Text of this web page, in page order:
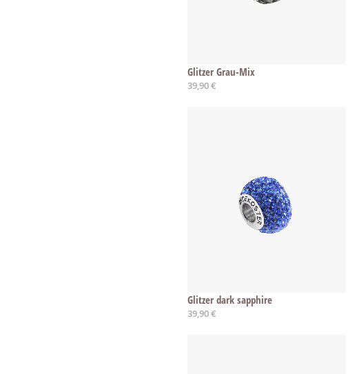
Glitzer Grau-Mix
39,90 €
Glitzer dark sapphire
39,90 €